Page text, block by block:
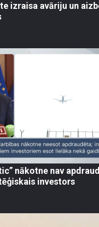
izraisa avāriju un
nākotne nav
investors